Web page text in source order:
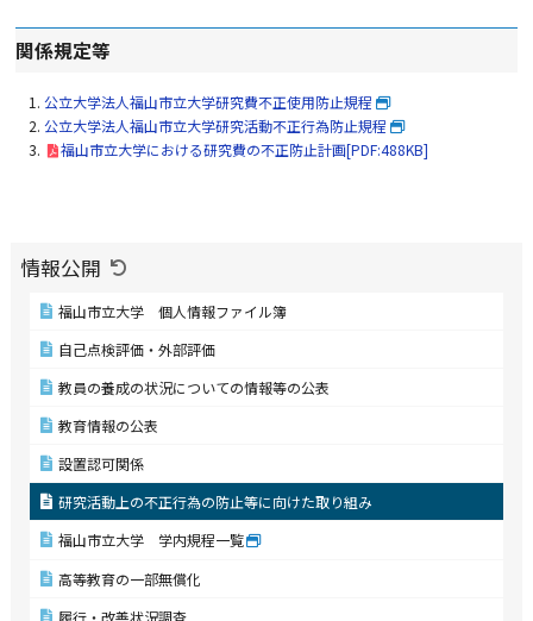
関係規定等
公立大学法人福山市立大学研究費不正使用防止規程
公立大学法人福山市立大学研究活動不正行為防止規程
福山市立大学における研究費の不正防止計画[PDF:488KB]
情報公開
福山市立大学 個人情報ファイル簿
自己点検評価・外部評価
教員の養成の状況についての情報等の公表
教育情報の公表
設置認可関係
研究活動上の不正行為の防止等に向けた取り組み
福山市立大学 学内規程一覧
高等教育の一部無償化